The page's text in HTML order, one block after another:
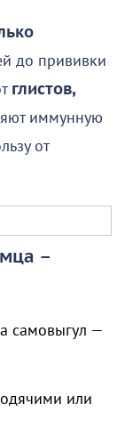
до прививки
глистов,
иммунную
от
–
самовыгул —
или